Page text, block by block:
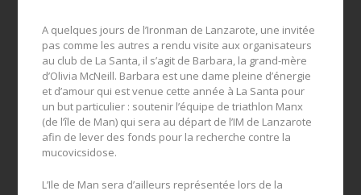
A quelques jours de l’Ironman de Lanzarote, une invitée
pas comme les autres a rendu visite aux organisateurs
au club de La Santa, il s’agit de Barbara, la grand-mère
d’Olivia McNeill. Barbara est une dame pleine d’énergie
et d’amour qui est venue cette année à La Santa pour
un but particulier : soutenir l’équipe de triathlon Manx
(de l’île de Man) qui sera au départ de l’IM de Lanzarote
afin de lever des fonds pour la recherche contre la
mucovicsidose.
L’Ile de Man sera d’ailleurs représentée lors de la